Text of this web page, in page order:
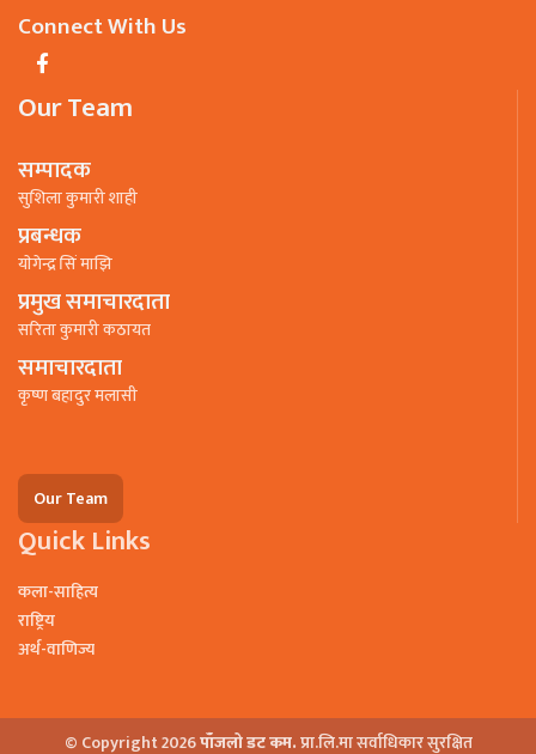
Connect With Us
Our Team
सम्पादक
सुशिला कुमारी शाही
प्रबन्धक
याेगेन्द्र सिं माझि
प्रमुख समाचारदाता
सरिता कुमारी कठायत
समाचारदाता
कृष्ण बहादुर मलासी
Our Team
Quick Links
कला-साहित्य
राष्ट्रिय
अर्थ-वाणिज्य
© Copyright 2026पाँजलो डट कम.प्रा.लि.मा सर्वाधिकार सुरक्षित